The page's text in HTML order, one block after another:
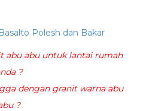
Polesh dan Bakar
abu abu untuk lantai rumah
?
dengan granit warna abu
?